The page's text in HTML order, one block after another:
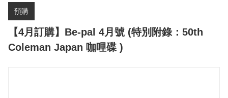
預購
【4月訂購】Be-pal 4月號 (特別附錄：50th
Coleman Japan 咖哩碟 )